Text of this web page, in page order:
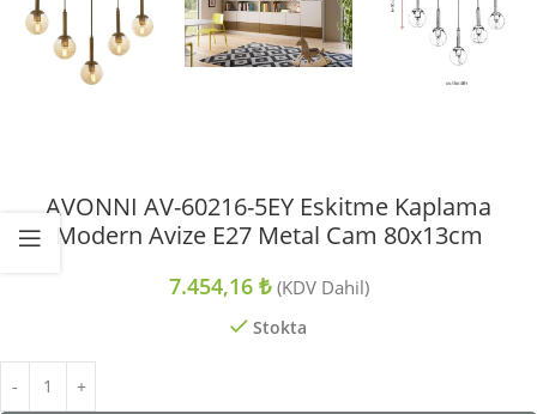
AVONNI AV-60216-5EY Eskitme Kaplama
Modern Avize E27 Metal Cam 80x13cm
7.454,16 ₺ (KDV Dahil)
Stokta